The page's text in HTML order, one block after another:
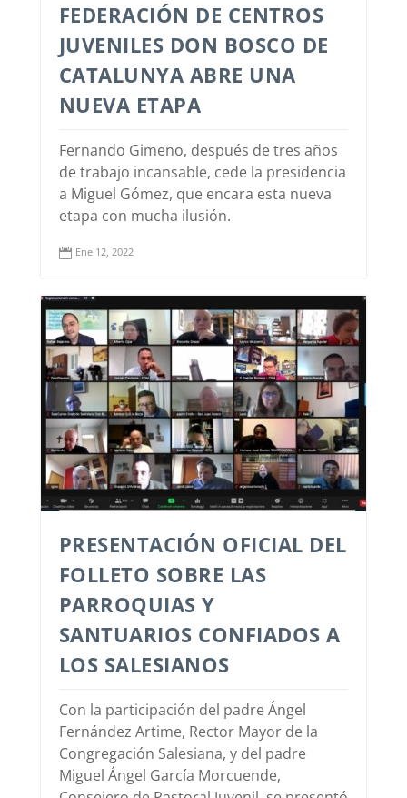
FEDERACIÓN DE CENTROS
JUVENILES DON BOSCO DE
CATALUNYA ABRE UNA
NUEVA ETAPA
Fernando Gimeno, después de tres años
de trabajo incansable, cede la presidencia
a Miguel Gómez, que encara esta nueva
etapa con mucha ilusión.
 Ene 12, 2022
PRESENTACIÓN OFICIAL DEL
FOLLETO SOBRE LAS
PARROQUIAS Y
SANTUARIOS CONFIADOS A
LOS SALESIANOS
Con la participación del padre Ángel
Fernández Artime, Rector Mayor de la
Congregación Salesiana, y del padre
Miguel Ángel García Morcuende,